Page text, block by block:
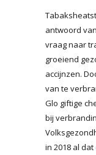
antwoord
vraag naar
groeiend
accijnzen.
van te
Glo giftige
bij
in 2018 al dat